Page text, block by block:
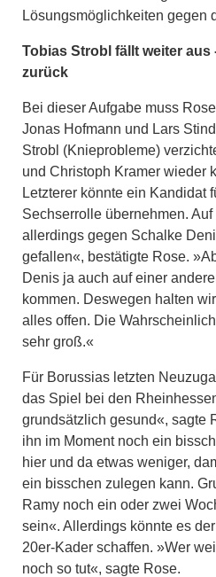
Lösungsmöglichkeiten gegen
Tobias Strobl fällt weiter
zurück
Bei dieser Aufgabe muss
Jonas Hofmann und Lars
Strobl (Knieprobleme)
und Christoph Kramer wieder
Letzterer könnte ein Kandidat
Sechserrolle übernehmen.
allerdings gegen Schalke
gefallen«, bestätigte Rose.
Denis ja auch auf einer
kommen. Deswegen halten
alles offen. Die
sehr groß.«
Für Borussias letzten
das Spiel bei den
grundsätzlich gesund«, sagte
ihn im Moment noch ein
hier und da etwas weniger,
ein bisschen zulegen kann.
Ramy noch ein oder zwei
sein«. Allerdings könnte es
20er-Kader schaffen. »Wer
noch so tut«, sagte Rose.